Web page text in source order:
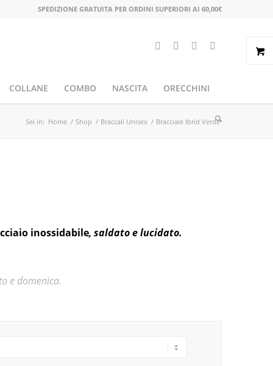
SPEDIZIONE GRATUITA PER ORDINI SUPERIORI AI 60,00€
COLLANE COMBO NASCITA ORECCHINI
Sei in: Home / Shop / Braccali Unisex / Bracciale Ibrid Verde
inossidabile, saldato e lucidato.
e domenica.